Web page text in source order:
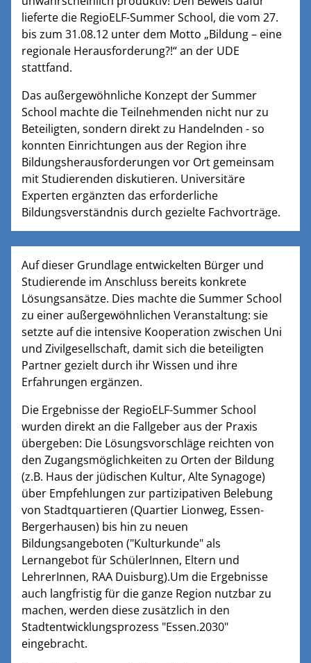
lieferte die RegioELF-Summer School, die vom 27.
bis zum 31.08.12 unter dem Motto „Bildung – eine
regionale Herausforderung?!“ an der UDE
stattfand.
Das außergewöhnliche Konzept der Summer
School machte die Teilnehmenden nicht nur zu
Beteiligten, sondern direkt zu Handelnden - so
konnten Einrichtungen aus der Region ihre
Bildungsherausforderungen vor Ort gemeinsam
mit Studierenden diskutieren. Universitäre
Experten ergänzten das erforderliche
Bildungsverständnis durch gezielte Fachvorträge.
Auf dieser Grundlage entwickelten Bürger und
Studierende im Anschluss bereits konkrete
Lösungsansätze. Dies machte die Summer School
zu einer außergewöhnlichen Veranstaltung: sie
setzte auf die intensive Kooperation zwischen Uni
und Zivilgesellschaft, damit sich die beteiligten
Partner gezielt durch ihr Wissen und ihre
Erfahrungen ergänzen.
Die Ergebnisse der RegioELF-Summer School
wurden direkt an die Fallgeber aus der Praxis
übergeben: Die Lösungsvorschläge reichten von
den Zugangsmöglichkeiten zu Orten der Bildung
(z.B. Haus der jüdischen Kultur, Alte Synagoge)
über Empfehlungen zur partizipativen Belebung
von Stadtquartieren (Quartier Lionweg, Essen-
Bergerhausen) bis hin zu neuen
Bildungsangeboten ("Kulturkunde" als
Lernangebot für SchülerInnen, Eltern und
LehrerInnen, RAA Duisburg).Um die Ergebnisse
auch langfristig für die ganze Region nutzbar zu
machen, werden diese zusätzlich in den
Stadtentwicklungsprozess "Essen.2030"
eingebracht.